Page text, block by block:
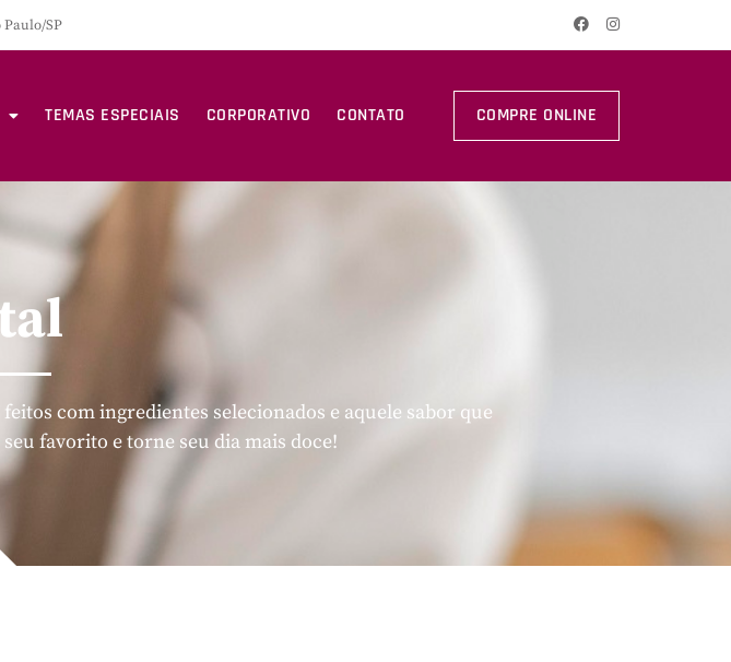
SP
TEMAS ESPECIAIS CORPORATIVO CONTATO COMPRE ONLINE
com ingredientes selecionados e aquele sabor que
favorito e torne seu dia mais doce!